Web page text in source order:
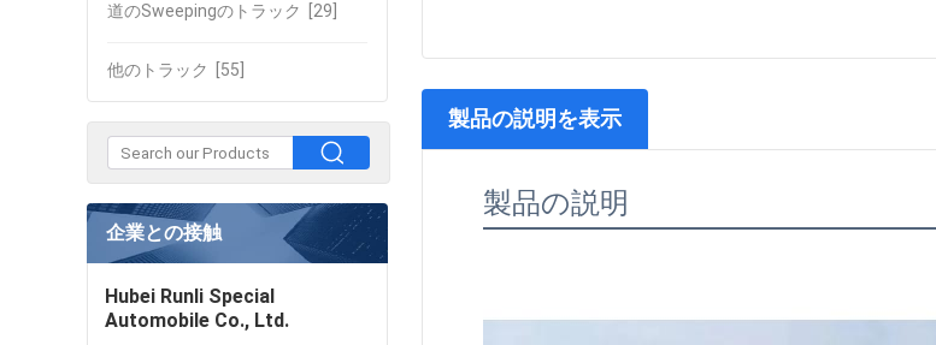
道のSweepingのトラック [29]
他のトラック [55]
企業との接触
Hubei Runli Special
Automobile Co., Ltd.
製品の説明を表示
製品の説明